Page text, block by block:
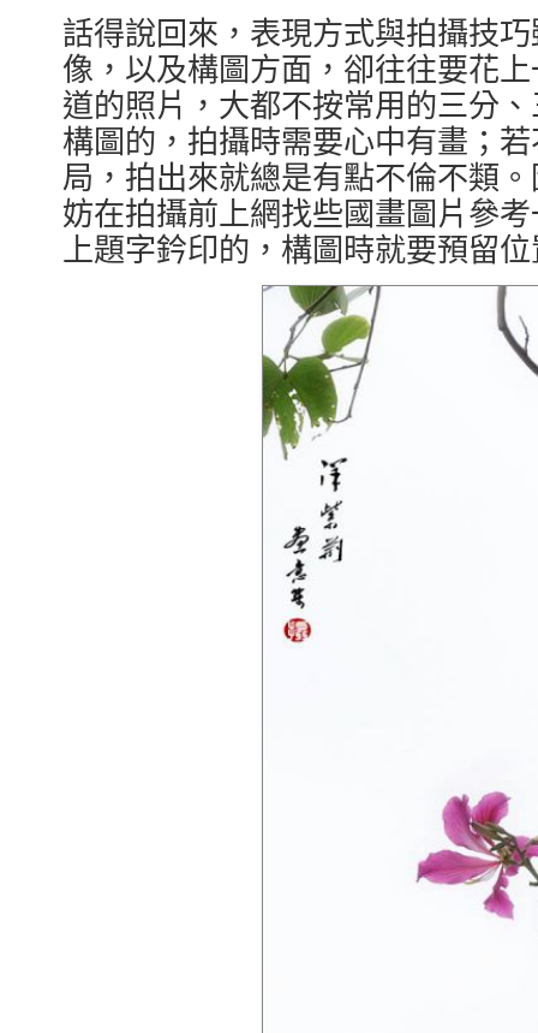
話得說回來，表現方式與拍攝技
像，以及構圖方面，卻往往要花
道的照片，大都不按常用的三分
構圖的，拍攝時需要心中有畫；
局，拍出來就總是有點不倫不類
妨在拍攝前上網找些國畫圖片參
上題字鈐印的，構圖時就要預留